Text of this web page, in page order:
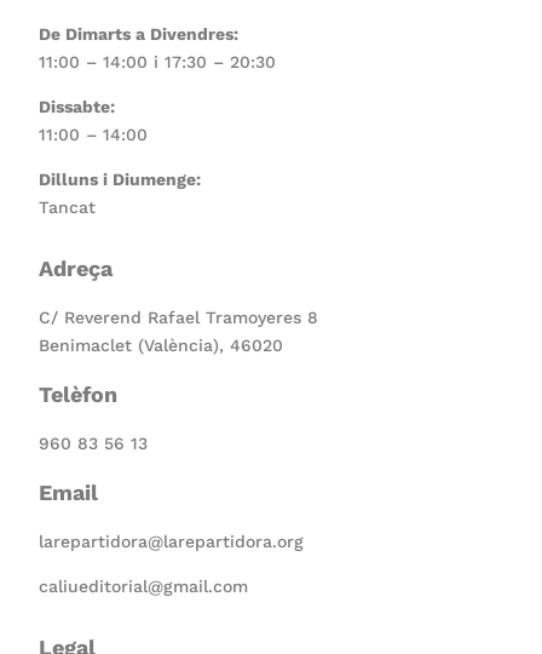
De Dimarts a Divendres:
11:00 – 14:00 i 17:30 – 20:30
Dissabte:
11:00 – 14:00
Dilluns i Diumenge:
Tancat
Adreça
C/ Reverend Rafael Tramoyeres 8
Benimaclet (València), 46020
Telèfon
960 83 56 13
Email
larepartidora@larepartidora.org
caliueditorial@gmail.com
Legal